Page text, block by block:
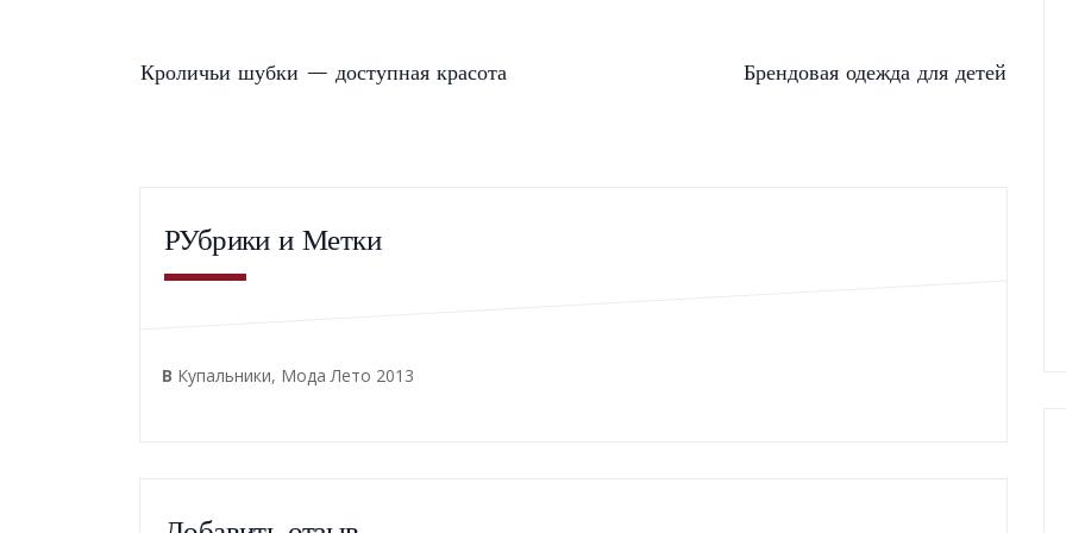
Кроличьи шубки — доступная красота Брендовая одежда для детей
РУбрики и Метки
В Купальники, Мода Лето 2013